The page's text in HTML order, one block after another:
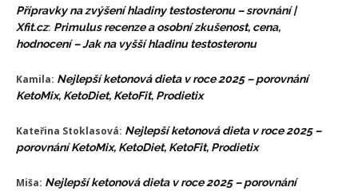
Přípravky na zvýšení hladiny testosteronu – srovnání |
Xfit.cz: Primulus recenze a osobní zkušenost, cena,
hodnocení – Jak na vyšší hladinu testosteronu
Kamila: Nejlepší ketonová dieta v roce 2025 – porovnání
KetoMix, KetoDiet, KetoFit, Prodietix
Kateřina Stoklasová: Nejlepší ketonová dieta v roce 2025 –
porovnání KetoMix, KetoDiet, KetoFit, Prodietix
Miša: Nejlepší ketonová dieta v roce 2025 – porovnání